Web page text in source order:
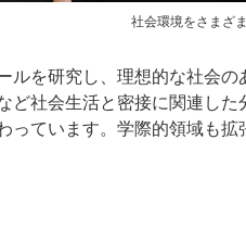
社会環境をさまざ
ルを研究し、理想的な社会
ど社会生活と密接に関連し
っています。学際的領域も拡